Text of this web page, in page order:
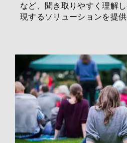
など、聞き取りやすく理解
現するソリューションを提供